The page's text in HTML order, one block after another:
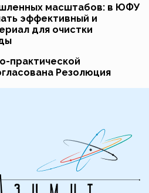
масштабов: в ЮФУ
эффективный и
для очистки
практической
Резолюция